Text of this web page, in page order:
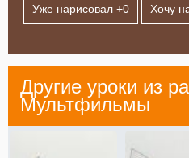
Уже нарисовал +0 Хочу
Другие уроки из
Мультфильмы